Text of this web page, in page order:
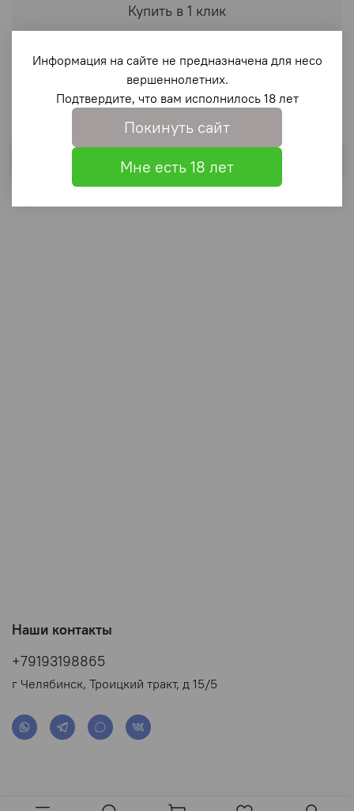
Купить в 1 клик
В избранное
Выбрать
Наши контакты
+79193198865
г Челябинск, Троицкий тракт, д 15/5
Информация на сайте не предназначена для несо
вершеннолетних.
Подтвердите, что вам исполнилось 18 лет
Покинуть сайт
Мне есть 18 лет